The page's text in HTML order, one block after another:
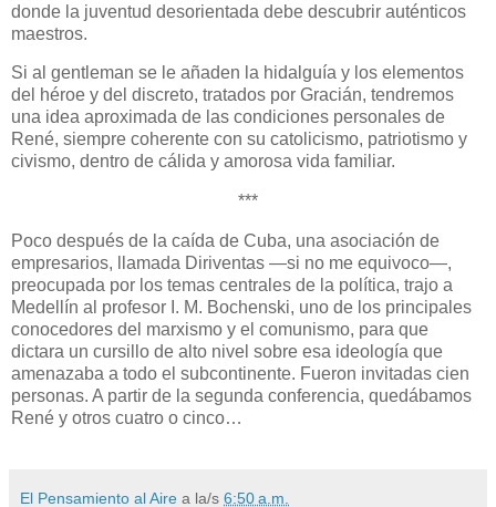
donde la juventud desorientada debe descubrir auténticos
maestros.
Si al gentleman se le añaden la hidalguía y los elementos
del héroe y del discreto, tratados por Gracián, tendremos
una idea aproximada de las condiciones personales de
René, siempre coherente con su catolicismo, patriotismo y
civismo, dentro de cálida y amorosa vida familiar.
***
Poco después de la caída de Cuba, una asociación de
empresarios, llamada Diriventas —si no me equivoco—,
preocupada por los temas centrales de la política, trajo a
Medellín al profesor I. M. Bochenski, uno de los principales
conocedores del marxismo y el comunismo, para que
dictara un cursillo de alto nivel sobre esa ideología que
amenazaba a todo el subcontinente. Fueron invitadas cien
personas. A partir de la segunda conferencia, quedábamos
René y otros cuatro o cinco…
El Pensamiento al Aire a la/s 6:50 a.m.